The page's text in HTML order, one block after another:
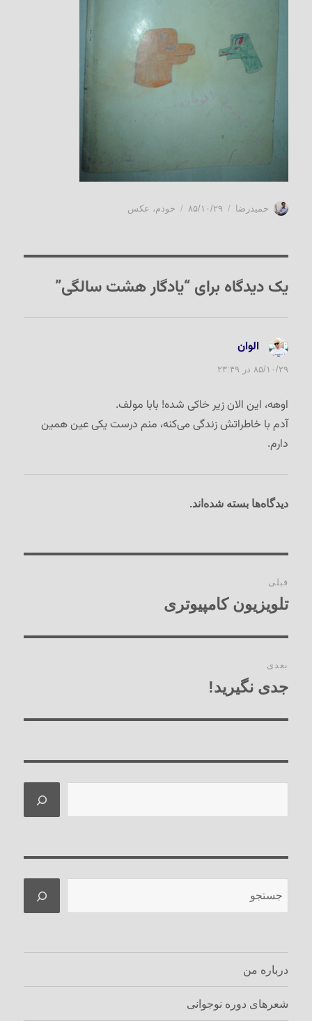
نویسنده
حمیدرضا
ارسال
۸۵/۱۰/۲۹ دسته‌ها
خودم، عکس
یک دیدگاه برای “یادگار هشت سالگی”
الوان
۸۵/۱۰/۲۹ در ۲۳:۴۹
اوهه، این الان زیر خاکی شده! بابا مولف.
آدم با خاطراتش زندگی می‌کنه، منم درست یکی عین همین
دارم.
دیدگاه‌ها بسته شده‌اند.
نوشته‌ها
قبلی
نوشته
تلویزیون کامپیوتری
بعدی
نوشته
جدی نگیرید!
درباره من
شعرهای دوره نوجوانی